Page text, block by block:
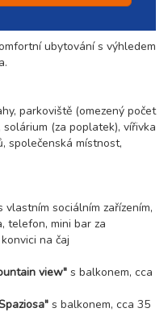
ubytování s výhledem
parkoviště (omezený počet
(za poplatek), vířivka
společenská místnost,
sociálním zařízením,
telefon, mini bar za
na čaj
view" s balkonem, cca
s balkonem, cca 35